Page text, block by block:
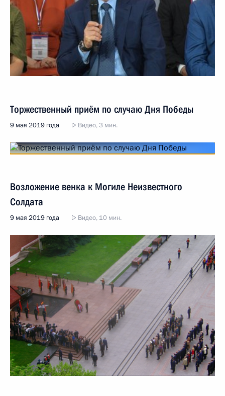
Торжественный приём по случаю Дня Победы
9 мая 2019 года Видео, 3 мин.
Возложение венка к Могиле Неизвестного
Солдата
9 мая 2019 года Видео, 10 мин.